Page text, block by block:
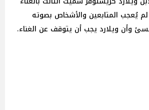
لم يُعجب المتابعين والأشخاص بصوته
وأن ويلارد يجب أن يتوقف عن الغناء.